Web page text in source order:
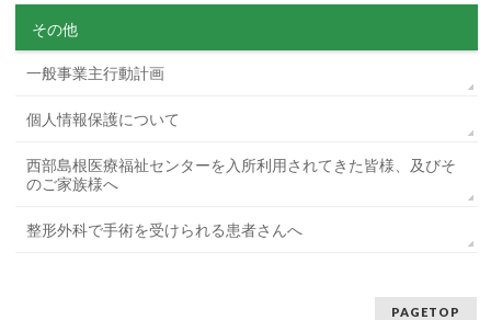
その他
一般事業主行動計画
個人情報保護について
西部島根医療福祉センターを入所利用されてきた皆様、及びそ
のご家族様へ
整形外科で手術を受けられる患者さんへ
PAGETOP